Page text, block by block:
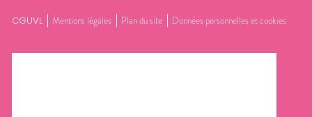
CGUVL Mentions légales Plan du site Données personnelles et cookies